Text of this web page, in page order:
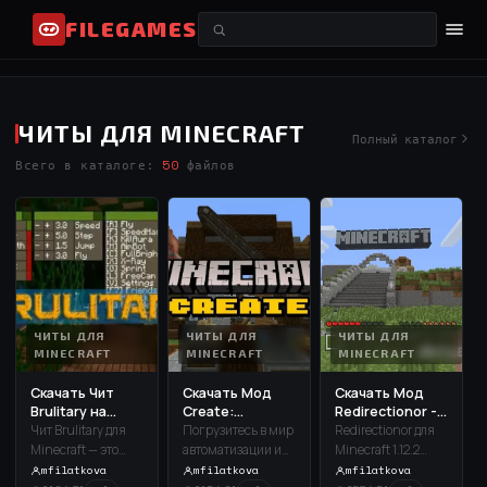
FILEGAMES
ЧИТЫ ДЛЯ MINECRAFT
Всего в каталоге: 50 файлов
Полный каталог
ЧИТЫ ДЛЯ
MINECRAFT
Скачать Чит
Brulitary на
Minecraft ...
Чит Brulitary для
Minecraft — это
мощный
mfilatkova
ЧИТЫ ДЛЯ
MINECRAFT
Скачать Мод
Create:
Connected -
раз...
Погрузитесь в мир
автоматизации и
креативных
mfilatkova
ЧИТЫ ДЛЯ
MINECRAFT
Скачать Мод
Redirectionor -
оптимиз...
Redirectionor для
Minecraft 1.12.2
Forge — это
mfilatkova